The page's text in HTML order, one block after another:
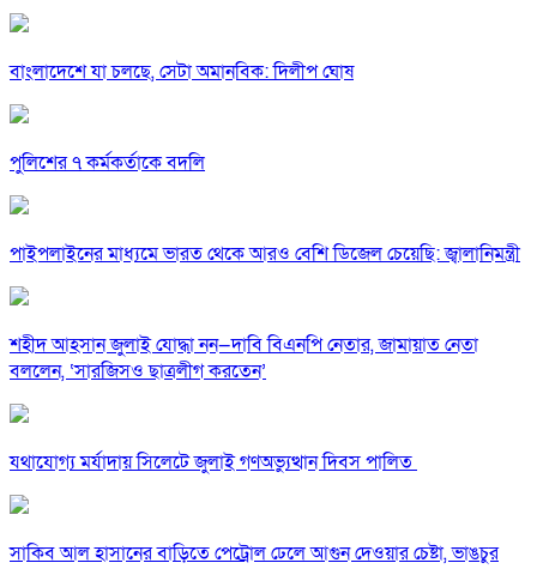
বাংলাদেশে যা চলছে, সেটা অমানবিক: দিলীপ ঘোষ
পুলিশের ৭ কর্মকর্তাকে বদলি
পাইপলাইনের মাধ্যমে ভারত থেকে আরও বেশি ডিজেল চেয়েছি: জ্বালানিমন্ত্রী
শহীদ আহসান জুলাই যোদ্ধা নন—দাবি বিএনপি নেতার, জামায়াত নেতা
বললেন, ‘সারজিসও ছাত্রলীগ করতেন’
যথাযোগ্য মর্যাদায় সিলেটে জুলাই গণঅভ্যুত্থান দিবস পালিত
সাকিব আল হাসানের বাড়িতে পেট্রোল ঢেলে আগুন দেওয়ার চেষ্টা, ভাঙচুর